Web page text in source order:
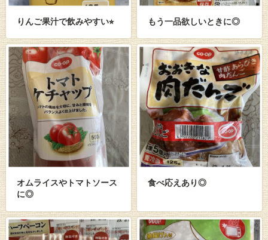
りんご果汁で飲みやすい⭐︎ もう一品欲しいときに◎
オムライスやトマトソース
に◎
食べ応えあり◎